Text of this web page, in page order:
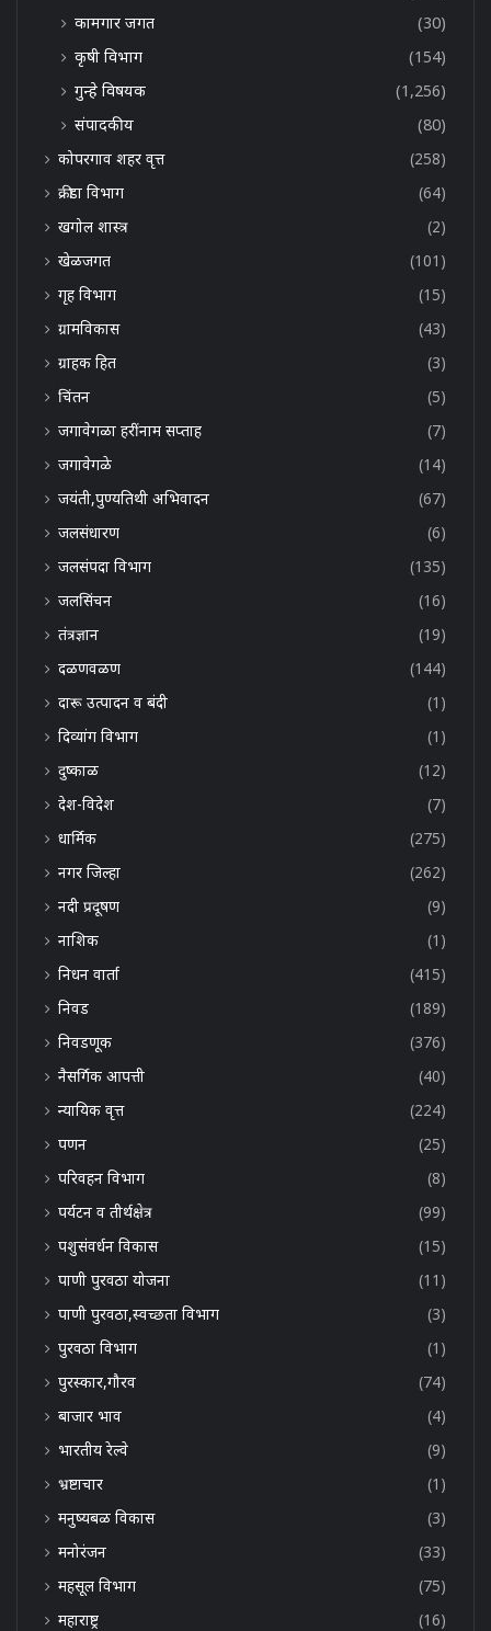
कामगार जगत
(30)
कृषी विभाग
(154)
गुन्हे विषयक
(1,256)
संपादकीय
(80)
कोपरगाव शहर वृत्त
(258)
क्रीडा विभाग
(64)
खगोल शास्त्र
(2)
खेळजगत
(101)
गृह विभाग
(15)
ग्रामविकास
(43)
ग्राहक हित
(3)
चिंतन
(5)
जगावेगळा हरींनाम सप्ताह
(7)
जगावेगळे
(14)
जयंती,पुण्यतिथी अभिवादन
(67)
जलसंधारण
(6)
जलसंपदा विभाग
(135)
जलसिंचन
(16)
तंत्रज्ञान
(19)
दळणवळण
(144)
दारू उत्पादन व बंदी
(1)
दिव्यांग विभाग
(1)
दुष्काळ
(12)
देश-विदेश
(7)
धार्मिक
(275)
नगर जिल्हा
(262)
नदी प्रदूषण
(9)
नाशिक
(1)
निधन वार्ता
(415)
निवड
(189)
निवडणूक
(376)
नैसर्गिक आपत्ती
(40)
न्यायिक वृत्त
(224)
पणन
(25)
परिवहन विभाग
(8)
पर्यटन व तीर्थक्षेत्र
(99)
पशुसंवर्धन विकास
(15)
पाणी पुरवठा योजना
(11)
पाणी पुरवठा,स्वच्छता विभाग
(3)
पुरवठा विभाग
(1)
पुरस्कार,गौरव
(74)
बाजार भाव
(4)
भारतीय रेल्वे
(9)
भ्रष्टाचार
(1)
मनुष्यबळ विकास
(3)
मनोरंजन
(33)
महसूल विभाग
(75)
महाराष्ट्र
(16)